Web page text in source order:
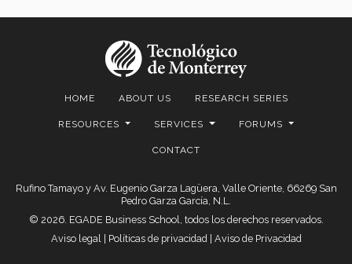
HOME ABOUT US RESEARCH SERIES
RESOURCES SERVICES FORUMS
CONTACT
Rufino Tamayo y Av. Eugenio Garza Lagüera, Valle Oriente, 66269 San
Pedro Garza García, N.L.
© 2026. EGADE Business School, todos los derechos reservados.
Aviso legal
Políticas de privacidad Aviso de Privacidad